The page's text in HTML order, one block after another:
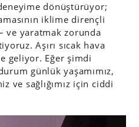
dönüştürüyor;
iklime dirençli
ve yaratmak zorunda
Aşırı sıcak hava
geliyor. Eğer şimdi
günlük yaşamımız,
ve sağlığımız için ciddi